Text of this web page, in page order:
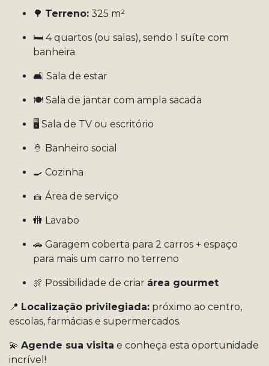
🌳 Terreno: 325 m²
🛏️ 4 quartos (ou salas), sendo 1 suíte com
banheira
🛋️ Sala de estar
🍽️ Sala de jantar com ampla sacada
🖥️ Sala de TV ou escritório
🚿 Banheiro social
🍳 Cozinha
🧺 Área de serviço
🚻 Lavabo
🚗 Garagem coberta para 2 carros + espaço
para mais um carro no terreno
🍖 Possibilidade de criar área gourmet
📍 Localização privilegiada: próximo ao centro,
escolas, farmácias e supermercados.
💫 Agende sua visita e conheça esta oportunidade
incrível!